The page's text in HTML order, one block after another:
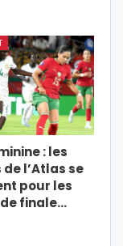
: les
de l’Atlas se
pour les
finale…